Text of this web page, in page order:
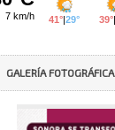
GALERÍA FOTOGRÁFICA